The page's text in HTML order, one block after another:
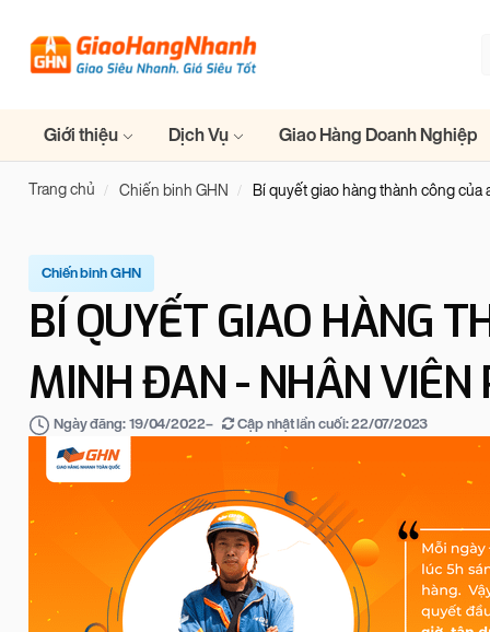
Giới thiệu Dịch Vụ Giao Hàng Doanh Nghiệp
Trang chủ Chiến binh GHN Bí quyết giao hàng thành công
Chiến binh GHN
BÍ QUYẾT GIAO HÀNG
MINH ĐAN - NHÂN VIÊN
Ngày đăng: 19/04/2022– Cập nhật lần cuối:22/07/2023